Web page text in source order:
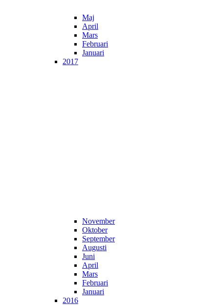
Maj
April
Mars
Februari
Januari
2017
November
Oktober
September
Augusti
Juni
April
Mars
Februari
Januari
2016